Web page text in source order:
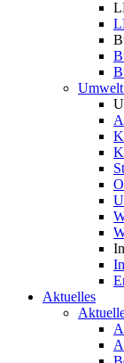
Aktuelles